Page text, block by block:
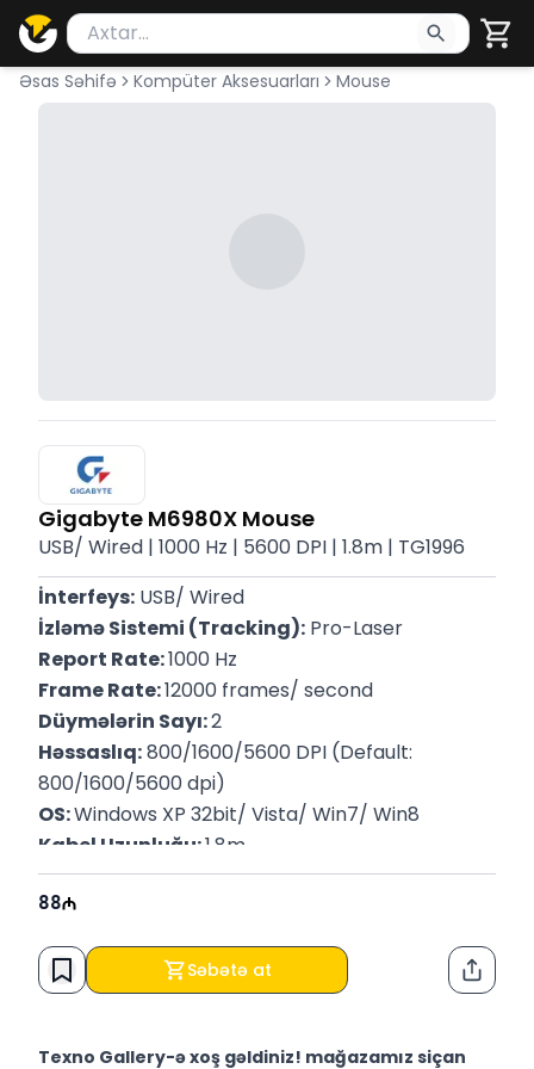
Məhsul axtar
Axtarış üçün ən azı 2 simvol yazın. Göndərmək
Əsas Səhifə Kompüter Aksesuarları Mouse
Gigabyte M6980X Mouse
USB/ Wired | 1000 Hz | 5600 DPI | 1.8m | TG1996
İnterfeys: USB/ Wired
İzləmə Sistemi (Tracking): Pro-Laser
Report Rate: 1000 Hz
Frame Rate: 12000 frames/ second
Düymələrin Sayı: 2
Həssaslıq: 800/1600/5600 DPI (Default:
800/1600/5600 dpi)
OS: Windows XP 32bit/ Vista/ Win7/ Win8
Kabel Uzunluğu: 1.8m
Çəki: 100 g
88
Səbətə at
Texno Gallery-ə xoş gəldiniz! mağazamız siçan